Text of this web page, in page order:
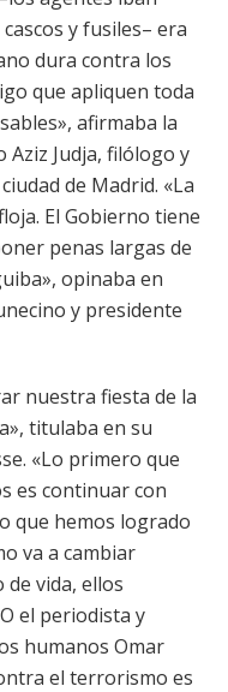
y fusiles– era
dura contra los
que apliquen toda
afirmaba la
Aziz Judja, filólogo y
de Madrid. «La
El Gobierno tiene
penas largas de
opinaba en
y presidente
nuestra fiesta de la
titulaba en su
«Lo primero que
es continuar con
que hemos logrado
va a cambiar
vida, ellos
el periodista y
humanos Omar
el terrorismo es